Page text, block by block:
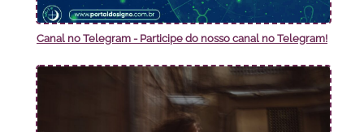
Canal no Telegram - Participe do nosso canal no Telegram!